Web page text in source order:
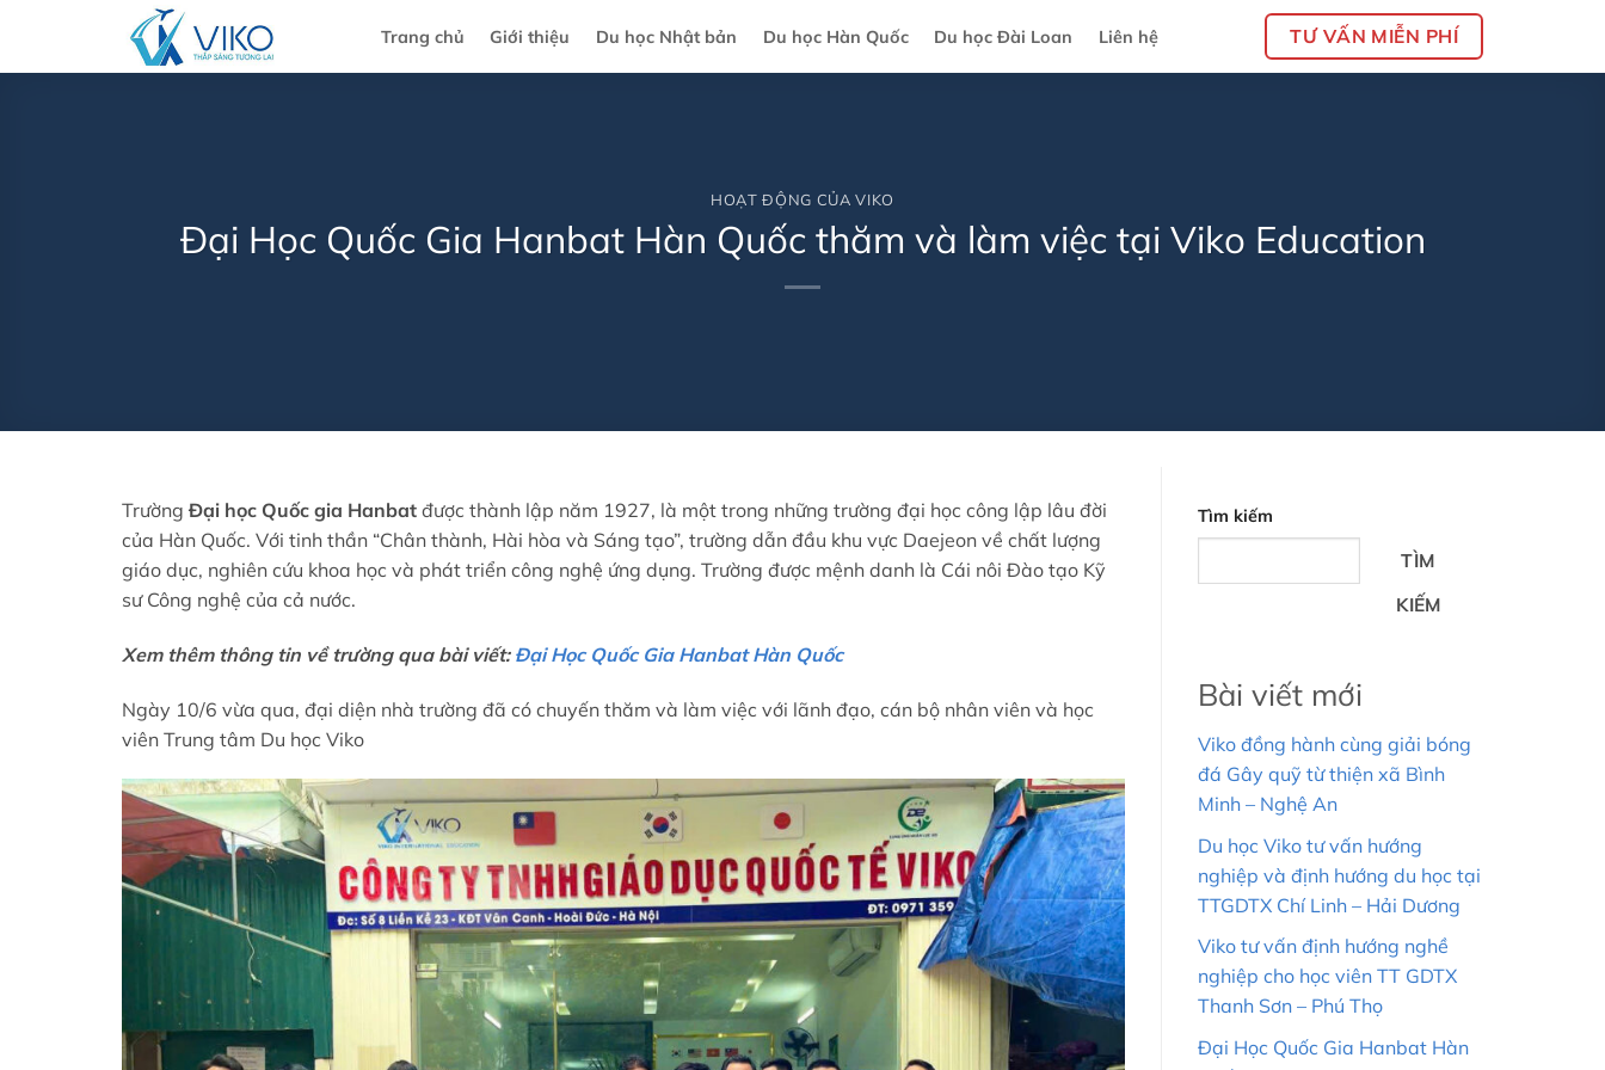
nội
Trang chủ Giới thiệu Du học Nhật bản Du học Hàn Quốc Du học Đài Loan Liên hệ TƯ VẤN MIỄN PHÍ
HOẠT ĐỘNG CỦA VIKO
Đại Học Quốc Gia Hanbat Hàn Quốc thăm và làm việc tại Viko Education
Trường Đại học Quốc gia Hanbat được thành lập năm 1927, là một trong những trường đại học công lập lâu đời
của Hàn Quốc. Với tinh thần “Chân thành, Hài hòa và Sáng tạo”, trường dẫn đầu khu vực Daejeon về chất lượng
giáo dục, nghiên cứu khoa học và phát triển công nghệ ứng dụng. Trường được mệnh danh là Cái nôi Đào tạo Kỹ
sư Công nghệ của cả nước.
Xem thêm thông tin về trường qua bài viết: Đại Học Quốc Gia Hanbat Hàn Quốc
Ngày 10/6 vừa qua, đại diện nhà trường đã có chuyến thăm và làm việc với lãnh đạo, cán bộ nhân viên và học
viên Trung tâm Du học Viko
Tìm kiếm
TÌM
KIẾM
Bài viết mới
Viko đồng hành cùng giải bóng
đá Gây quỹ từ thiện xã Bình
Minh – Nghệ An
Du học Viko tư vấn hướng
nghiệp và định hướng du học tại
TTGDTX Chí Linh – Hải Dương
Viko tư vấn định hướng nghề
nghiệp cho học viên TT GDTX
Thanh Sơn – Phú Thọ
Đại Học Quốc Gia Hanbat Hàn